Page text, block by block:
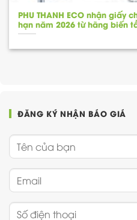
PHU THANH ECO nhận giấy
hạn năm 2026 từ hãng biến
ĐĂNG KÝ NHẬN BÁO GIÁ